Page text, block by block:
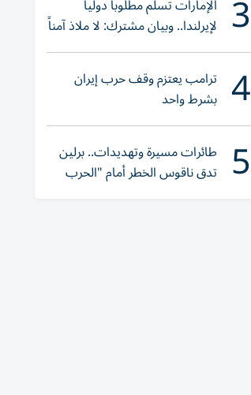
3 الإمارات تسلّم مطلوباً دولياً
لإيرلندا.. وبيان مشترك: لا ملاذ آمناً
للجريمة المنظمة
4 ترامب يعتزم وقف حرب إيران
بشرط واحد
5 طائرات مسيرة وتهديدات.. برلين
تدق ناقوس الخطر أمام "الحرب